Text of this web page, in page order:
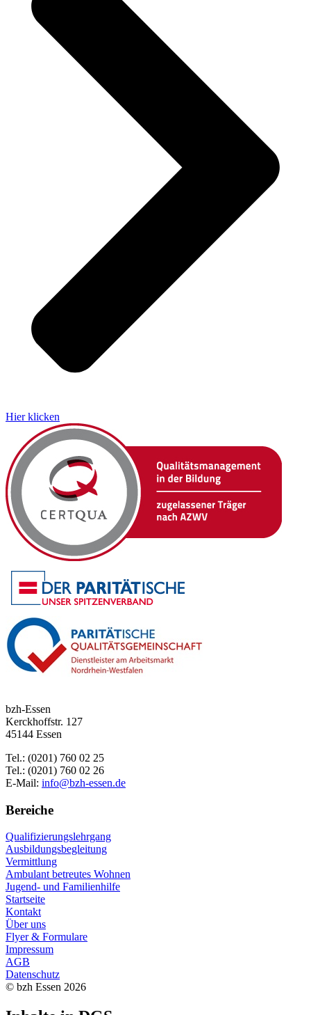
Hier klicken
bzh-Essen
Kerckhoffstr. 127
45144 Essen
Tel.: (0201) 760 02 25
Tel.: (0201) 760 02 26
E-Mail: info@bzh-essen.de
Bereiche
Qualifizierungslehrgang
Ausbildungsbegleitung
Vermittlung
Ambulant betreutes Wohnen
Jugend- und Familienhilfe
Startseite
Kontakt
Über uns
Flyer & Formulare
Impressum
AGB
Datenschutz
© bzh Essen 2026